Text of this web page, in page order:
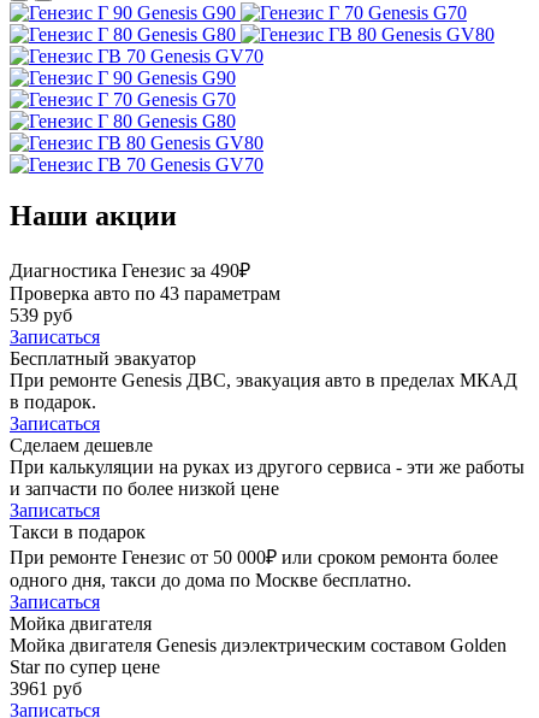
Genesis G90
Genesis G70
Genesis G80
Genesis GV80
Genesis GV70
Genesis G90
Genesis G70
Genesis G80
Genesis GV80
Genesis GV70
Наши акции
Диагностика Генезис за 490₽
Проверка авто по 43 параметрам
539 руб
Записаться
Бесплатный эвакуатор
При ремонте Genesis ДВС, эвакуация авто в пределах МКАД
в подарок.
Записаться
Сделаем дешевле
При калькуляции на руках из другого сервиса - эти же работы
и запчасти по более низкой цене
Записаться
Такси в подарок
При ремонте Генезис от 50 000₽ или сроком ремонта более
одного дня, такси до дома по Москве бесплатно.
Записаться
Мойка двигателя
Мойка двигателя Genesis диэлектрическим составом Golden
Star по супер цене
3961 руб
Записаться